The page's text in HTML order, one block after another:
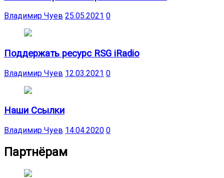
Владимир Чуев 25.05.2021 0
Поддержать ресурс RSG iRadio
Владимир Чуев 12.03.2021 0
Наши Ссылки
Владимир Чуев 14.04.2020 0
Партнёрам